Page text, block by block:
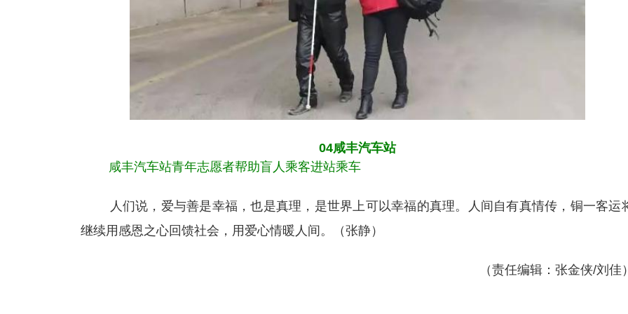
04咸丰汽车站
咸丰汽车站青年志愿者帮助盲人乘客进站乘车
人们说，爱与善是幸福，也是真理，是世界上可以幸福的真理。人间自有真情传，铜一客运
继续用感恩之心回馈社会，用爱心情暖人间。（张静）
（责任编辑：张金侠/刘佳